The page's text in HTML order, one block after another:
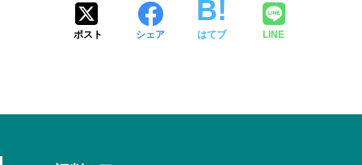
ポスト シェア はてブ LINE